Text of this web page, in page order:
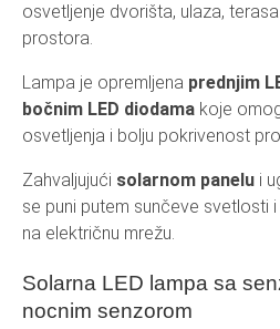
osvetljenje dvorišta, ulaza,
prostora.
Lampa je opremljena prednjim
bočnim LED diodama koje
osvetljenja i bolju pokrivenost
Zahvaljujući solarnom panelu i
se puni putem sunčeve svetlosti
na električnu mrežu.
Solarna LED lampa sa
nocnim senzorom